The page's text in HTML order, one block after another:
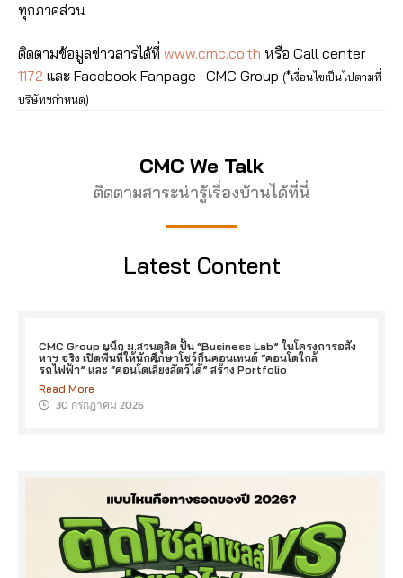
ทุกภาคส่วน​
ติดตามข้อมูลข่าวสารได้ที่ www.cmc.co.th หรือ Call center
1172 และ Facebook Fanpage : CMC Group (*เงื่อนไขเป็นไปตามที่
บริษัทฯกำหนด)
CMC We Talk
ติดตามสาระน่ารู้เรื่องบ้านได้ที่นี่
Latest Content
CMC Group ผนึก ม.สวนดุสิต ปั้น “Business Lab” ในโครงการอสัง
หาฯ จริง เปิดพื้นที่ให้นักศึกษาโชว์กึ๋นคอนเทนต์ “คอนโดใกล้
รถไฟฟ้า” และ “คอนโดเลี้ยงสัตว์ได้” สร้าง Portfolio
Read More
30 กรกฎาคม 2026